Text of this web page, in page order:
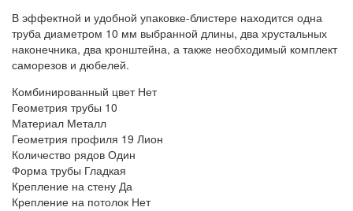
В эффектной и удобной упаковке-блистере находится одна
труба диаметром 10 мм выбранной длины, два хрустальных
наконечника, два кронштейна, а также необходимый комплект
саморезов и дюбелей.
Комбинированный цвет Нет
Геометрия трубы 10
Материал Металл
Геометрия профиля 19 Лион
Количество рядов Один
Форма трубы Гладкая
Крепление на стену Да
Крепление на потолок Нет